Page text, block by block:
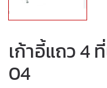
เก้าอี้แถว 4
04